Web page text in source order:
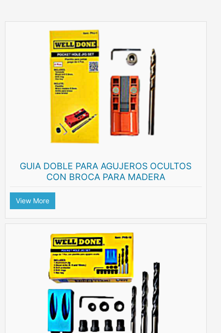
GUIA DOBLE PARA AGUJEROS OCULTOS
CON BROCA PARA MADERA
View More